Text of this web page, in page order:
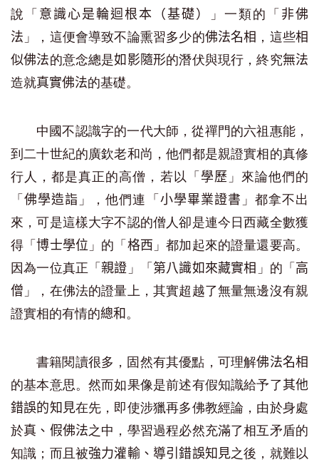
說「 意識心是輪迴根本（基礎） 」一類的「 非佛
法 」，這便會導致不論熏習多少的佛法名相 ，這些相
似佛法的意念總是如影隨形的潛伏與現行，終究無法
造就真實佛法的基礎。
中國不認識字的一代大師，從禪門的六祖惠能，
到二十世紀的廣欽老和尚，他們都是親證實相的真修
行人，都是真正的高僧，若以「 學歷 」來論他們的
「佛學造詣 」，他們連「 小學畢業證書 」都拿不出
來，可是這樣大字不認的僧人卻是連今日西藏全數獲
得「博士學位 」的「 格西 」都加起來的證量還要高。
因為一位真正「親證 」「 第八識如來藏實相 」的「 高
僧 」，在佛法的證量上，其實超越了無量無邊沒有親
證實相的有情的總和 。
書籍閱讀很多，固然有其優點，可理解佛法名相
的基本意思。然而如果像是前述有假知識給予了其他
錯誤的知見在先，即使涉獵再多佛教經論，由於身處
於真、假佛法之中，學習過程必然充滿了相互矛盾的
知識；而且被強力灌輸、導引錯誤知見之後，就難以